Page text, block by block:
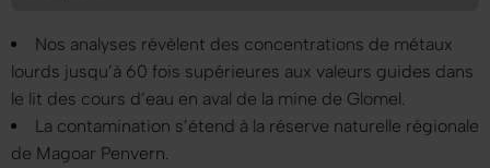
Nos analyses révèlent des concentrations de métaux
lourds jusqu’à 60 fois supérieures aux valeurs guides dans
le lit des cours d’eau en aval de la mine de Glomel.
La contamination s’étend à la réserve naturelle régionale
de Magoar Penvern.